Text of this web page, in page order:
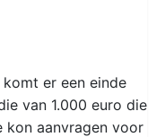
er een einde
van 1.000 euro die
kon aanvragen voor